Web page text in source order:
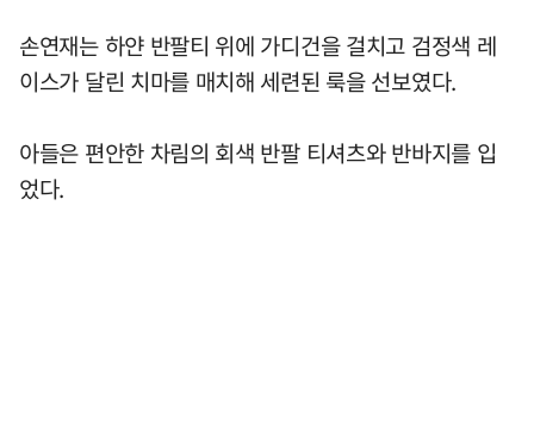
손연재는 하얀 반팔티 위에 가디건을 걸치고 검정색 레
이스가 달린 치마를 매치해 세련된 룩을 선보였다.
아들은 편안한 차림의 회색 반팔 티셔츠와 반바지를 입
었다.